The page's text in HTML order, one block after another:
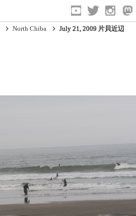
North Chiba July 21, 2009 片貝近辺